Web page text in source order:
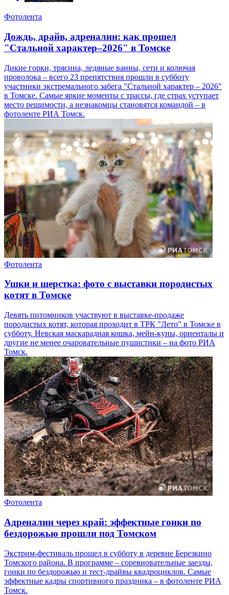
Фотолента
Дождь, драйв, адреналин: как прошел
"Стальной характер–2026" в Томске
Дикие горки, трясина, ледяные ванны, сети и колючая
проволока – всего 23 препятствия прошли в субботу
участники экстремального забега "Стальной характер – 2026"
в Томске. Самые яркие моменты с трассы, где страх уступает
место решимости, а незнакомцы становятся командой – в
фотоленте РИА Томск.
Фотолента
Ушки и шерстка: фото с выставки породистых
котят в Томске
Девять питомников участвуют в выставке-продаже
породистых котят, которая проходит в ТРК "Лето" в Томске в
субботу. Невская маскарадная кошка, мейн-куны, ориенталы и
другие не менее очаровательные пушистики – на фото РИА
Томск.
Фотолента
Адреналин через край: эффектные гонки по
бездорожью прошли под Томском
Экстрим-фестиваль прошел в субботу в деревне Березкино
Томского района. В программе – соревновательные заезды,
гонки по бездорожью и тест-драйвы квадроциклов. Самые
эффектные кадры спортивного праздника – в фотоленте РИА
Томск.